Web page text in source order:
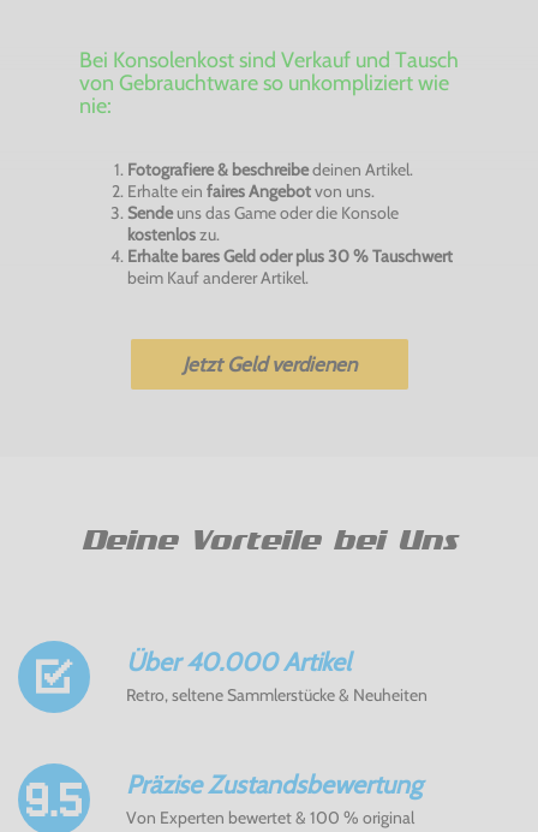
Bei Konsolenkost sind Verkauf und Tausch
von Gebrauchtware so unkompliziert wie
nie:
Fotografiere & beschreibedeinen Artikel.
Erhalte ein faires Angebotvon uns.
Sendeuns das Game oder die Konsole
kostenloszu.
Erhalte bares Geld oder plus 30 % Tauschwert
beim Kauf anderer Artikel.
Jetzt Geld verdienen
Deine Vorteile bei Uns
Über 40.000 Artikel
Retro, seltene Sammlerstücke & Neuheiten
Präzise Zustandsbewertung
Von Experten bewertet & 100 % original